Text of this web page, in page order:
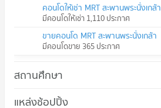
คอนโดให้เช่า MRT สะพานพระนั่งเกล้า
มีคอนโดให้เช่า 1,110 ประกาศ
ขายคอนโด MRT สะพานพระนั่งเกล้า
มีคอนโดขาย 365 ประกาศ
สถานศึกษา
คอนโด ม.เทคโนโลยีราชมงคลสุวรรณภูมิ
แหล่งช้อปปิ้ง